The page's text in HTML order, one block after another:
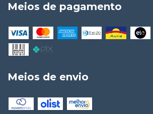
Meios de pagamento
Meios de envio